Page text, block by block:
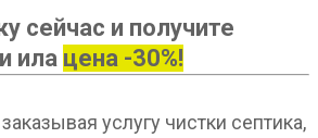
сейчас и получите
ила цена -30%!
услугу чистки септика,